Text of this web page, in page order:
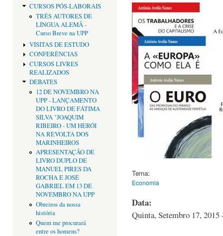
CURSOS PÓS-LABORAIS
TRÊS AUTORES DE
LÍNGUA ALEMÃ -
Curso Breve na UPP
VISITAS DE ESTUDO
CONFERÊNCIAS
CURSOS LIVRES
REALIZADOS
DEBATES
12 DE NOVEMBRO NA
UPP - LANÇAMENTO
DO LIVRO DE FÁTIMA
SILVA "JOAQUIM
RIBEIRO - UM HERÓI
NA REVOLTA DOS
MARINHEIROS
APRESENTAÇÃO DE
LIVRO DUPLO DE
MANUEL PIRES DA
ROCHA E JOSÉ
GABRIEL EM 13 DE
NOVEMBRO NA UPP
Obreiros da nossa
história
Quem me procurará
entre os homens?
Tema:
Economia
Data:
Quinta, Setembro 17, 2015